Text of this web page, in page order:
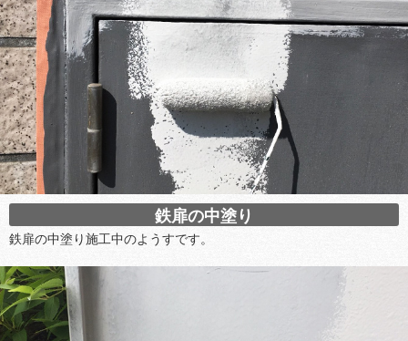
鉄扉の中塗り
鉄扉の中塗り施工中のようすです。